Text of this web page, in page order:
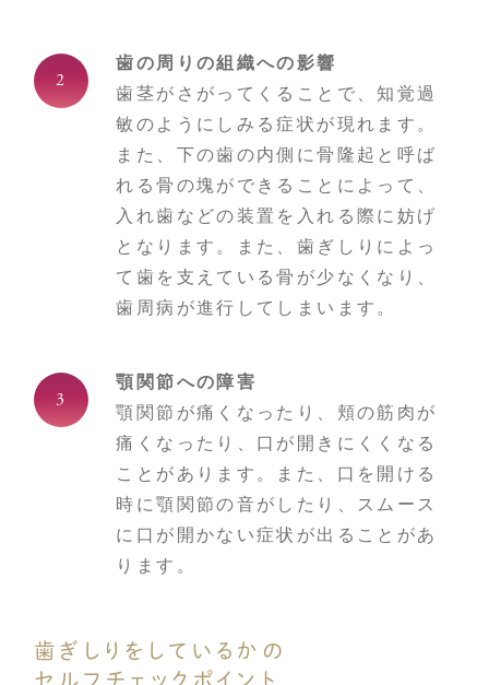
歯の周りの組織への影響
歯茎がさがってくることで、知覚過
敏のようにしみる症状が現れます。
また、下の歯の内側に骨隆起と呼ば
れる骨の塊ができることによって、
入れ歯などの装置を入れる際に妨げ
となります。また、歯ぎしりによっ
て歯を支えている骨が少なくなり、
歯周病が進行してしまいます。
顎関節への障害
顎関節が痛くなったり、頬の筋肉が
痛くなったり、口が開きにくくなる
ことがあります。また、口を開ける
時に顎関節の音がしたり、スムース
に口が開かない症状が出ることがあ
ります。
歯ぎしりをしているかの
セルフチェックポイント